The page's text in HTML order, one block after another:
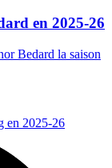
en 2025-26
Bedard la saison